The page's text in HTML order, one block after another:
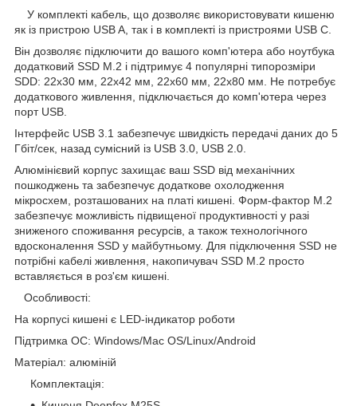
У комплекті кабель, що дозволяє використовувати кишеню
як із пристрою USB A, так і в комплекті із пристроями USB C.
Він дозволяє підключити до вашого комп'ютера або ноутбука
додатковий SSD M.2 і підтримує 4 популярні типорозміри
SDD: 22x30 мм, 22x42 мм, 22x60 мм, 22x80 мм. Не потребує
додаткового живлення, підключається до комп'ютера через
порт USB.
Інтерфейс USB 3.1 забезпечує швидкість передачі даних до 5
Гбіт/сек, назад сумісний із USB 3.0, USB 2.0.
Алюмінієвий корпус захищає ваш SSD від механічних
пошкоджень та забезпечує додаткове охолодження
мікросхем, розташованих на платі кишені. Форм-фактор M.2
забезпечує можливість підвищеної продуктивності у разі
зниженого споживання ресурсів, а також технологічного
вдосконалення SSD у майбутньому. Для підключення SSD не
потрібні кабелі живлення, накопичувач SSD M.2 просто
вставляється в роз'єм кишені.
Особливості:
На корпусі кишені є LED-індикатор роботи
Підтримка ОС: Windows/Mac OS/Linux/Android
Матеріал: алюміній
Комплектація: